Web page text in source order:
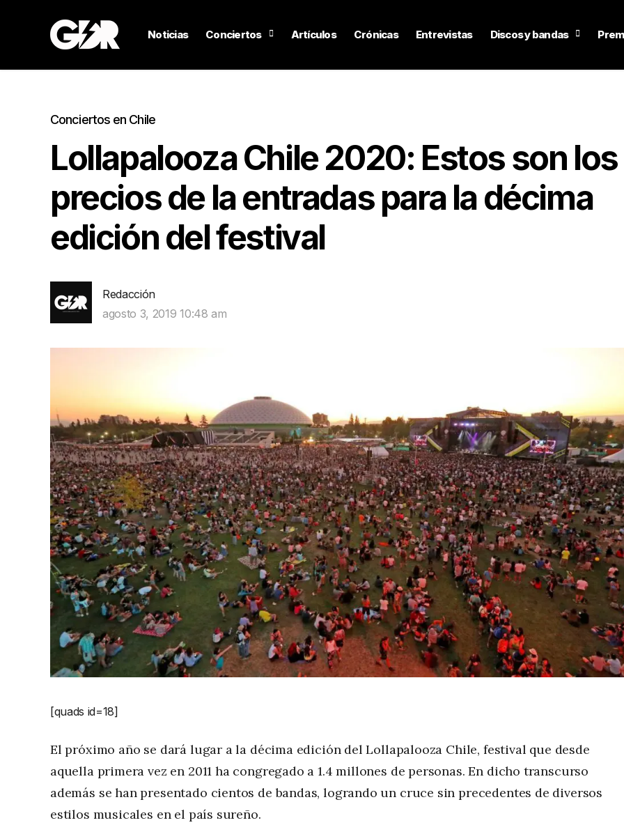
Noticias Conciertos Artículos Crónicas Entrevistas Discos y bandas
Conciertos en Chile
Lollapalooza Chile 2020: Estos son los
precios de la entradas para la décima
edición del festival
Redacción
agosto 3, 2019 10:48 am
[quads id=18]
El próximo año se dará lugar a la décima edición del Lollapalooza Chile, festival que desde
aquella primera vez en 2011 ha congregado a 1.4 millones de personas. En dicho transcurso
además se han presentado cientos de bandas, logrando un cruce sin precedentes de diversos
estilos musicales en el país sureño.